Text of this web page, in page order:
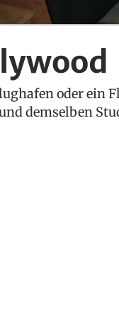
oder ein
demselben